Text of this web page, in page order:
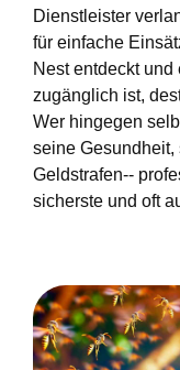
Dienstleister
für einfache
Nest entdeckt
zugänglich ist,
Wer hingegen
seine
Geldstrafen--
sicherste und oft